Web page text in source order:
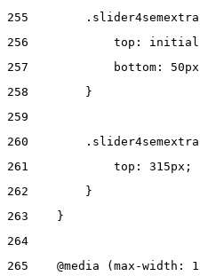
255
256
top:
257
bottom:
258
        }
259
260
261
            top: 315px;
262
        }
263
    }
264
265
@media (max-width: